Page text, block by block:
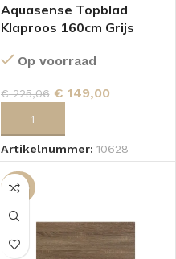
Aquasense Topblad
Klaproos 160cm Grijs
Op voorraad
€225,06 € 149,00
Artikelnummer: 10628
-34%